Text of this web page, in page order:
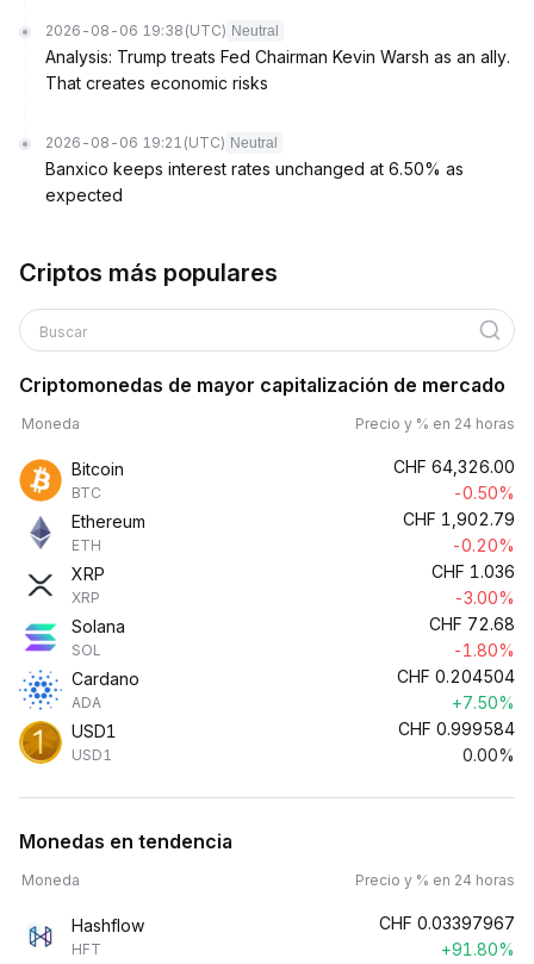
2026-08-06 19:38 (UTC) Neutral
Analysis: Trump treats Fed Chairman Kevin Warsh as an ally.
That creates economic risks
2026-08-06 19:21 (UTC) Neutral
Banxico keeps interest rates unchanged at 6.50% as
expected
Criptos más populares
Buscar
Criptomonedas de mayor capitalización de mercado
Moneda Precio y % en 24 horas
Bitcoin
BTC
CHF 64,326.00
-0.50%
Ethereum
ETH
CHF 1,902.79
-0.20%
XRP
XRP
CHF 1.036
-3.00%
Solana
SOL
CHF 72.68
-1.80%
Cardano
ADA
CHF 0.204504
+7.50%
USD1
USD1
CHF 0.999584
0.00%
Monedas en tendencia
Moneda Precio y % en 24 horas
Hashflow
HFT
CHF 0.03397967
+91.80%